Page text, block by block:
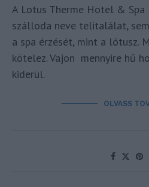
A Lotus Therme Hotel &
szálloda neve telitalálat,
a spa érzését, mint a lótusz.
kötelez. Vajon mennyire hű
kiderül.
OLVASS